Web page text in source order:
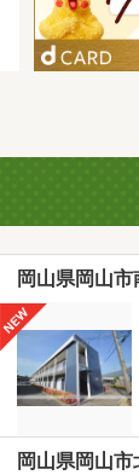
岡山県岡山
岡山県岡山市